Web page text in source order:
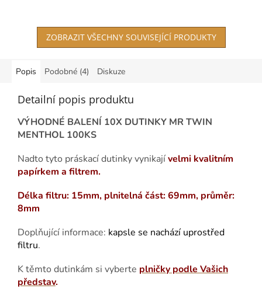
hvězdiček.ZOBRAZIT VŠECHNY SOUVISEJÍCÍ PRODUKTY
Popis Podobné (4) Diskuze
Detailní popis produktu
VÝHODNÉ BALENÍ 10X DUTINKY MR TWIN
MENTHOL 100KS
Nadto tyto práskací dutinky vynikajívelmi kvalitním
papírkem a filtrem.
Délka filtru: 15mm, plnitelná část: 69mm, průměr:
8mm
Doplňující informace: kapsle se nachází uprostřed
filtru.
K těmto dutinkám si vyberte plničky podle Vašich
představ.